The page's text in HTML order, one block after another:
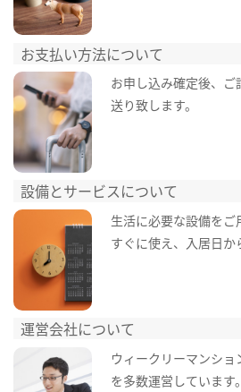
お支払い方法について
お申し込み確定後、
送り致します。
設備とサービスについて
生活に必要な設備を
すぐに使え、入居日か
運営会社について
ウィークリーマンシ
を多数運営しています。